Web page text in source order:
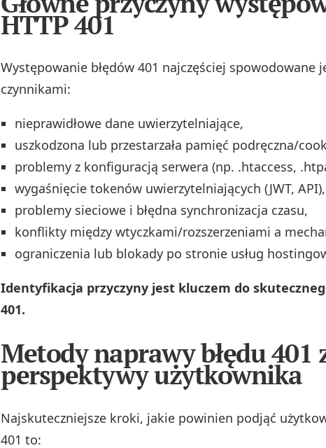
HTTP 401
Występowanie błędów 401 najczęściej spowodowane
czynnikami:
nieprawidłowe dane uwierzytelniające,
uszkodzona lub przestarzała pamięć podręczna/
problemy z konfiguracją serwera (np. .htaccess,
wygaśnięcie tokenów uwierzytelniających (JWT, API),
problemy sieciowe i błędna synchronizacja czasu,
konflikty między wtyczkami/rozszerzeniami a
ograniczenia lub blokady po stronie usług
Identyfikacja przyczyny jest kluczem do
401.
Metody naprawy błędu 401
perspektywy użytkownika
Najskuteczniejsze kroki, jakie powinien podjąć
401 to: